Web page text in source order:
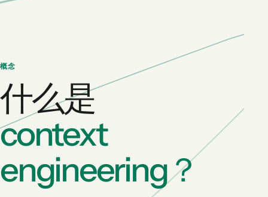
概念
什么是
context
engineering？